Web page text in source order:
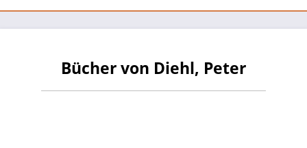
Bücher von Diehl, Peter